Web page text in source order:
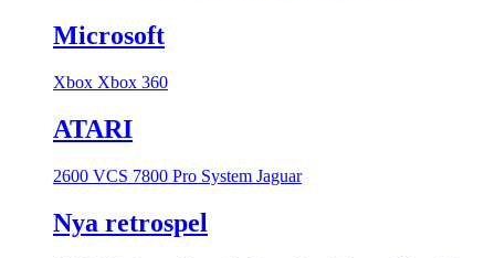
Microsoft
Xbox Xbox 360
ATARI
2600 VCS 7800 Pro System Jaguar
Nya retrospel